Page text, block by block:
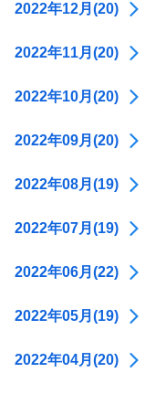
2022年12月(20)
2022年11月(20)
2022年10月(20)
2022年09月(20)
2022年08月(19)
2022年07月(19)
2022年06月(22)
2022年05月(19)
2022年04月(20)